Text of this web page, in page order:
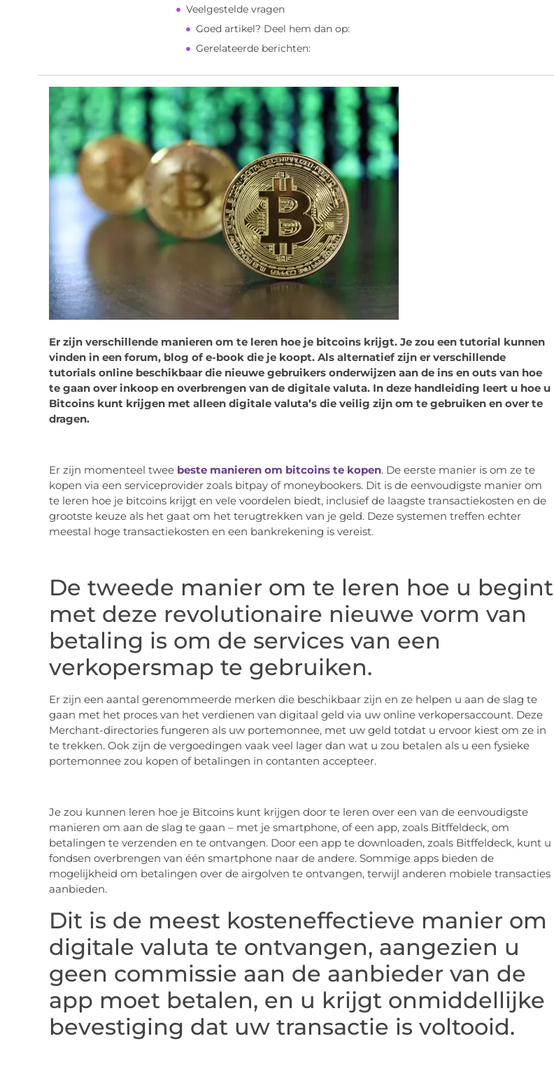
Veelgestelde vragen
Goed artikel? Deel hem dan op:
Gerelateerde berichten:
Er zijn verschillende manieren om te leren hoe je bitcoins krijgt. Je zou een tutorial kunnen
vinden in een forum, blog of e-book die je koopt. Als alternatief zijn er verschillende
tutorials online beschikbaar die nieuwe gebruikers onderwijzen aan de ins en outs van hoe
te gaan over inkoop en overbrengen van de digitale valuta. In deze handleiding leert u hoe u
Bitcoins kunt krijgen met alleen digitale valuta’s die veilig zijn om te gebruiken en over te
dragen.
Er zijn momenteel twee beste manieren om bitcoins te kopen. De eerste manier is om ze te
kopen via een serviceprovider zoals bitpay of moneybookers. Dit is de eenvoudigste manier om
te leren hoe je bitcoins krijgt en vele voordelen biedt, inclusief de laagste transactiekosten en de
grootste keuze als het gaat om het terugtrekken van je geld. Deze systemen treffen echter
meestal hoge transactiekosten en een bankrekening is vereist.
De tweede manier om te leren hoe u begint
met deze revolutionaire nieuwe vorm van
betaling is om de services van een
verkopersmap te gebruiken.
Er zijn een aantal gerenommeerde merken die beschikbaar zijn en ze helpen u aan de slag te
gaan met het proces van het verdienen van digitaal geld via uw online verkopersaccount. Deze
Merchant-directories fungeren als uw portemonnee, met uw geld totdat u ervoor kiest om ze in
te trekken. Ook zijn de vergoedingen vaak veel lager dan wat u zou betalen als u een fysieke
portemonnee zou kopen of betalingen in contanten accepteer.
Je zou kunnen leren hoe je Bitcoins kunt krijgen door te leren over een van de eenvoudigste
manieren om aan de slag te gaan – met je smartphone, of een app, zoals Bitffeldeck, om
betalingen te verzenden en te ontvangen. Door een app te downloaden, zoals Bitffeldeck, kunt u
fondsen overbrengen van één smartphone naar de andere. Sommige apps bieden de
mogelijkheid om betalingen over de airgolven te ontvangen, terwijl anderen mobiele transacties
aanbieden.
Dit is de meest kosteneffectieve manier om
digitale valuta te ontvangen, aangezien u
geen commissie aan de aanbieder van de
app moet betalen, en u krijgt onmiddellijke
bevestiging dat uw transactie is voltooid.